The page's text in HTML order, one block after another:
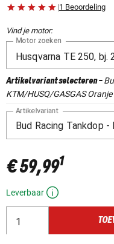
|1 Beoordeling
Vind je motor:
Motor zoeken
Artikelvariant selecteren-
KTM/HUSQ/GASGAS Oranje
Artikelvariant
€ 59,991
Leverbaar